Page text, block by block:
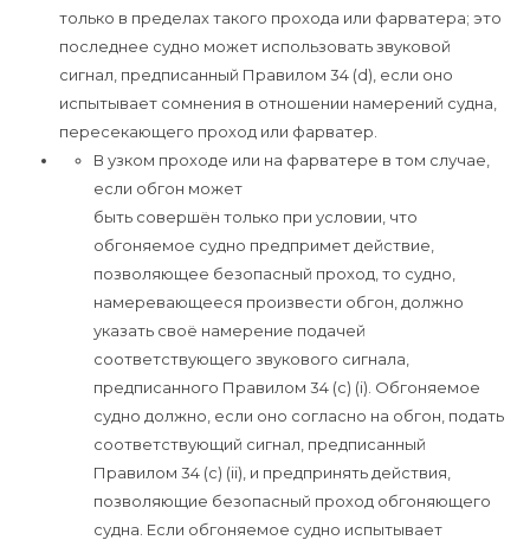
только в пределах такого прохода или фарватера; это
последнее судно может использовать звуковой
сигнал, предписанный Правилом 34 (d), если оно
испытывает сомнения в отношении намерений судна,
пересекающего проход или фарватер.
В узком проходе или на фарватере в том случае,
если обгон может
быть совершён только при условии, что
обгоняемое судно предпримет действие,
позволяющее безопасный проход, то судно,
намеревающееся произвести обгон, должно
указать своё намерение подачей
соответствующего звукового сигнала,
предписанного Правилом 34 (c) (i). Обгоняемое
судно должно, если оно согласно на обгон, подать
соответствующий сигнал, предписанный
Правилом 34 (c) (ii), и предпринять действия,
позволяющие безопасный проход обгоняющего
судна. Если обгоняемое судно испытывает